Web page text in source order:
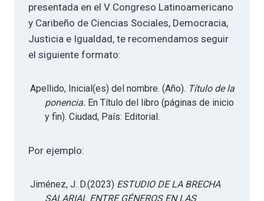
presentada en el V Congreso Latinoamericano
y Caribeño de Ciencias Sociales, Democracia,
Justicia e Igualdad, te recomendamos seguir
el siguiente formato:
Apellido, Inicial(es) del nombre. (Año). Título de la
ponencia. En Título del libro (páginas de inicio
y fin). Ciudad, País: Editorial.
Por ejemplo:
Jiménez, J. D.(2023) ESTUDIO DE LA BRECHA
SALARIAL ENTRE GÉNEROS EN LAS